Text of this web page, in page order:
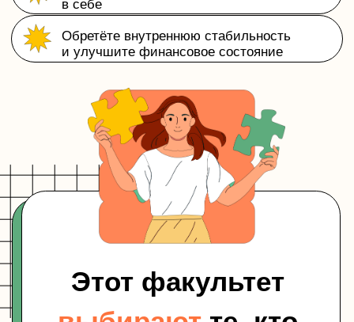
МЫ ПРЕДЛАГАЕМ ДРУГОЕ РЕШЕНИЕ
полноценное обучение за 1 год
с ценностью,
превышающей индивидуальную терапию!
Конечно, вы можете пойти
в личную терапию на 2−3 года
что обойдётся вам в 240 000 ₽
(при средней цене
консультации 5000 ₽)